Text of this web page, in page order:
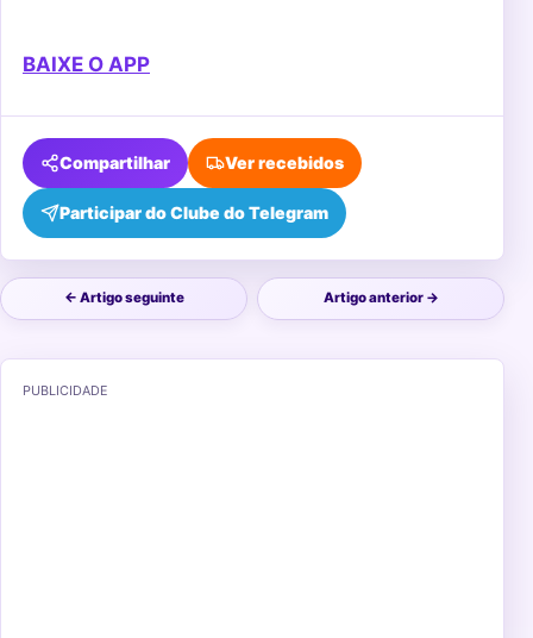
BAIXE O APP
Compartilhar
Participar do Clube do Telegram
Ver recebidos
← Artigo seguinte Artigo anterior →
PUBLICIDADE